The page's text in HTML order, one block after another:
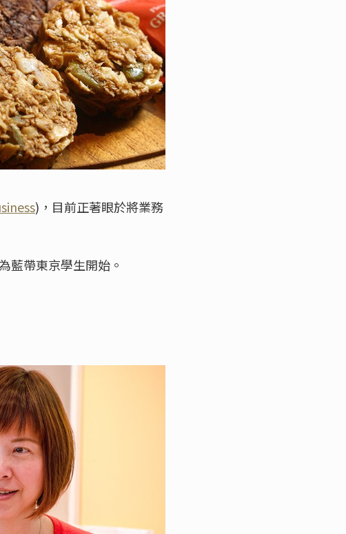
)，目前正著眼於將業務
藍帶東京學生開始。